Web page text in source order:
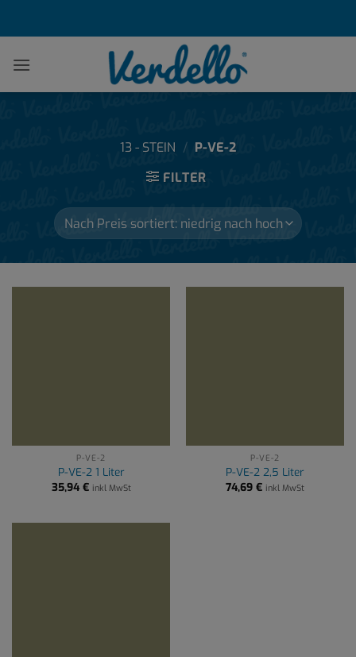
13 - STEIN / P-VE-2
FILTER
P-VE-2
P-VE-2 1 Liter
35,94 € inkl MwSt
P-VE-2
P-VE-2 2,5 Liter
74,69 € inkl MwSt